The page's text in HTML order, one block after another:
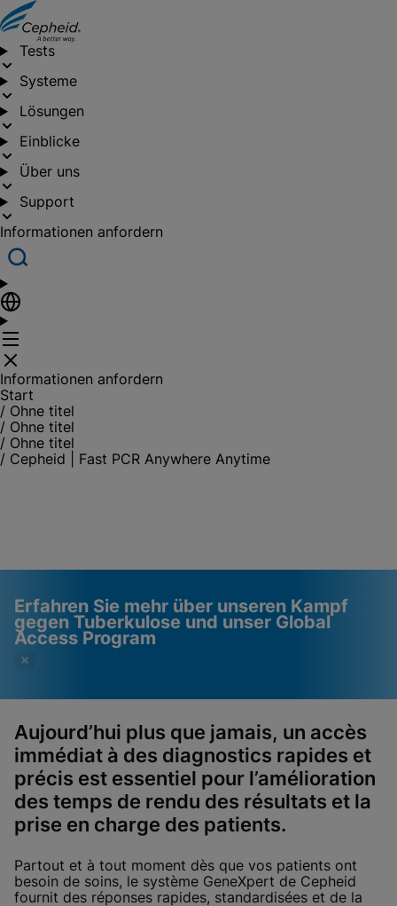
Tests
Systeme
Lösungen
Einblicke
Über uns
Support
Informationen anfordern
Informationen anfordern
Start
/ Ohne titel
/ Ohne titel
/ Ohne titel
/ Cepheid | Fast PCR Anywhere Anytime
Erfahren Sie mehr über unseren Kampf
gegen Tuberkulose und unser Global
Access Program
Videos erfordern, dass
funktionale Cookies
aktiviert sind
Bitte beachten Sie:Das Aktivieren
funktionaler Cookies aktualisiert diese
Cookie-Einstellungen anzeigen & aktualisieren
Datenschutzrichtlinie anzeigen
Funktionale Cookies
aktiviert
Cookie-Einstellungen anzeigen & aktualisieren
Datenschutzrichtlinie anzeigen
Aujourd’hui plus que jamais, un accès
immédiat à des diagnostics rapides et
précis est essentiel pour l’amélioration
des temps de rendu des résultats et la
prise en charge des patients.
Partout et à tout moment dès que vos patients ont
besoin de soins, le système GeneXpert de Cepheid
fournit des réponses rapides, standardisées et de la